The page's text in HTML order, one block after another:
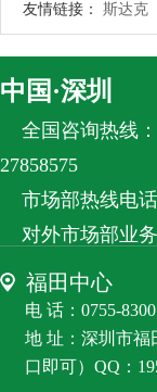
友情链接： 斯达克
中国·深圳
全国咨询热线：
27858575
市场部热线电话
对外市场部业务
13556866762
客服微信：
福田中心
电 话：0755-
地 址：深圳市福
口即可）QQ：